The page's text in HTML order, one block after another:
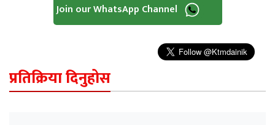
Join our WhatsApp Channel
प्रतिक्रिया दिनुहोस